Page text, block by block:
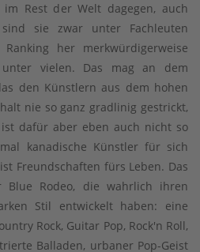
im Rest der Welt dagegen, auch
sie zwar unter Fachleuten
her merkwürdigerweise
vielen. Das mag an dem
den Künstlern aus dem hohen
nie so ganz gradlinig gestrickt,
dafür aber eben auch nicht so
kanadische Künstler für sich
Freundschaften fürs Leben. Das
Rodeo, die wahrlich ihren
Stil entwickelt haben: eine
Rock, Guitar Pop, Rock'n Roll,
Balladen, urbaner Pop-Geist